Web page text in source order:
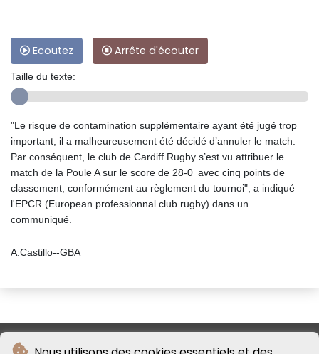
Ecoutez Arrête d'écouter
Taille du texte:
"Le risque de contamination supplémentaire ayant été jugé trop
important, il a malheureusement été décidé d’annuler le match.
Par conséquent, le club de Cardiff Rugby s’est vu attribuer le
match de la Poule A sur le score de 28-0 avec cinq points de
classement, conformément au règlement du tournoi", a indiqué
l'EPCR (European professionnal club rugby) dans un
communiqué.
A.Castillo--GBA